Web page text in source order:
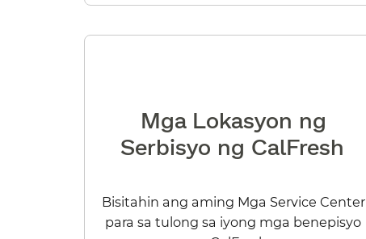
Mga Lokasyon ng
Serbisyo ng CalFresh​​
Bisitahin ang aming Mga Service Center
para sa tulong sa iyong mga benepisyo